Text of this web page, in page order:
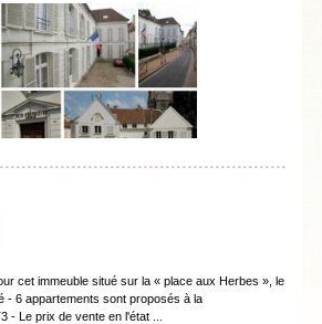
cet immeuble situé sur la « place aux Herbes », le
- 6 appartements sont proposés à la
- Le prix de vente en l'état ...